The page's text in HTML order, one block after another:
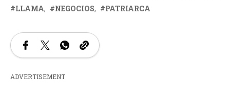
LLAMA
NEGOCIOS PATRIARCA
ADVERTISEMENT